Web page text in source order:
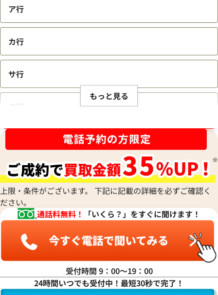
ア行
カ行
サ行
タ行
ハ行
マ行
ヤ行
もっと見る
上限・条件がございます。 下記に記載の詳細を必ずご確認く
ださい。
通話料無料！
「いくら？」をすぐに聞けます！
受付時間 9：00〜19：00
24時間いつでも受付中！最短30秒で完了！